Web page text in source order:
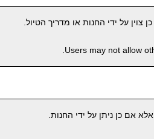
על ידי החנות או מדריך הטיול.
Users may not allow
אם כן ניתן על ידי החנות.